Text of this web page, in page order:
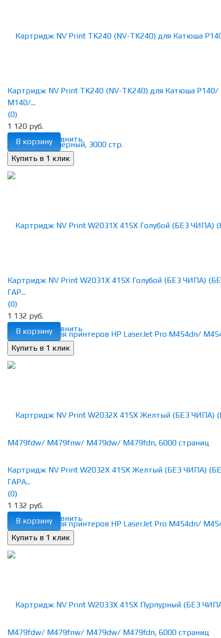
избранное сравнить
Картридж NV Print TK240 (NV-TK240) для Катюша P140/
M140/...
(0)
1 120 руб.
В корзину
избранное сравнить
Картридж NV Print W2031X 415X Голубой (БЕЗ ЧИПА)
ГАР...
(0)
1 132 руб.
В корзину
избранное сравнить
Картридж NV Print W2032X 415X Желтый (БЕЗ ЧИПА)
ГАРА...
(0)
1 132 руб.
В корзину